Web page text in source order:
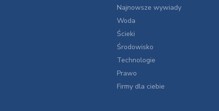
Najnowsze wywiady
Woda
Ścieki
Środowisko
Technologie
Prawo
Firmy dla ciebie